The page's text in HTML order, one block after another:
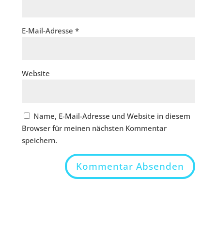
E-Mail-Adresse *
Website
Name, E-Mail-Adresse und Website in diesem
Browser für meinen nächsten Kommentar
speichern.